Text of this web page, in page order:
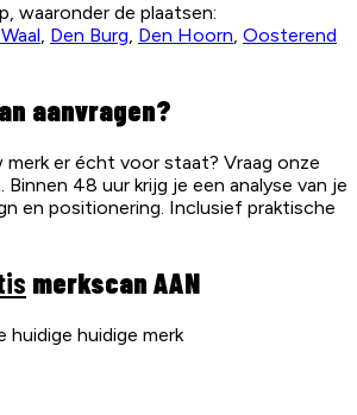
waaronder de plaatsen:
, Den Burg, Den Hoorn, Oosterend
aanvragen?
er écht voor staat? Vraag onze
Binnen 48 uur krijg je een analyse van je
en positionering. Inclusief praktische
merkscan AAN
huidige huidige merk